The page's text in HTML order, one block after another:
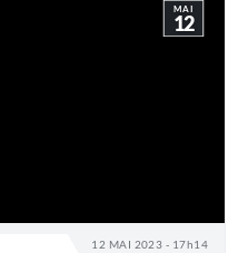
12 MAI 2023 - 17h14
MAI
12